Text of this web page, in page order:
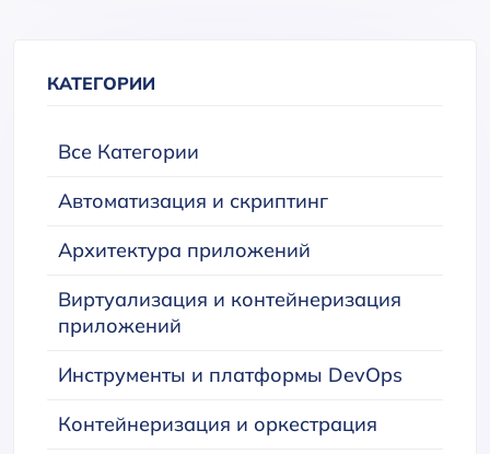
КАТЕГОРИИ
Все Категории
Автоматизация и скриптинг
Архитектура приложений
Виртуализация и контейнеризация
приложений
Инструменты и платформы DevOps
Контейнеризация и оркестрация